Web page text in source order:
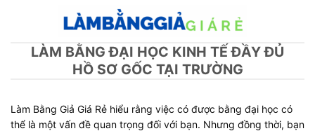
content
LÀM BẰNG ĐẠI HỌC KINH TẾ ĐẦY ĐỦ
HỒ SƠ GỐC TẠI TRƯỜNG
Làm Bằng Giả Giá Rẻ hiểu rằng việc có được bằng đại học có
thể là một vấn đề quan trọng đối với bạn. Nhưng đồng thời, bạn